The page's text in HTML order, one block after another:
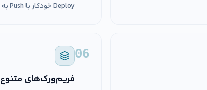
Deploy خودکار با Push به remote اختصاصی.
06
فریم‌ورک‌های متنوع